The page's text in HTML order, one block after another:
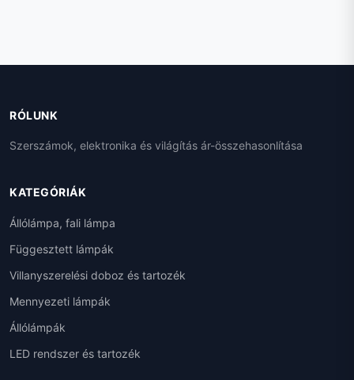
RÓLUNK
Szerszámok, elektronika és világítás ár-összehasonlítása
KATEGÓRIÁK
Állólámpa, fali lámpa
Függesztett lámpák
Villanyszerelési doboz és tartozék
Mennyezeti lámpák
Állólámpák
LED rendszer és tartozék